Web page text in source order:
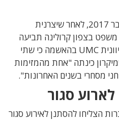
הפרשה הנוכחית החלה בדצמבר 2017, לאחר שיצרנית
משפט בצפון קרולינה תביעה
כנגד FJIC וקבלנית הייצור הטייוונית UMC בהאשמה כי שתי
כינתה "אחת מהמזימות
מסחרי בשנים האחרונות".
סגור
הצליחו להסתנן לאירוע סגור